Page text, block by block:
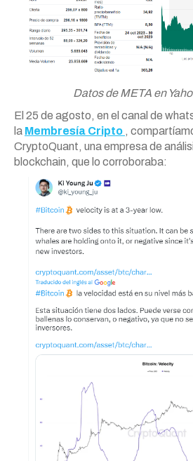
Datos de META en
El 25 de agosto, en el canal de
la Membresía Cripto ,
CryptoQuant, una empresa de
blockchain, que lo corroboraba: